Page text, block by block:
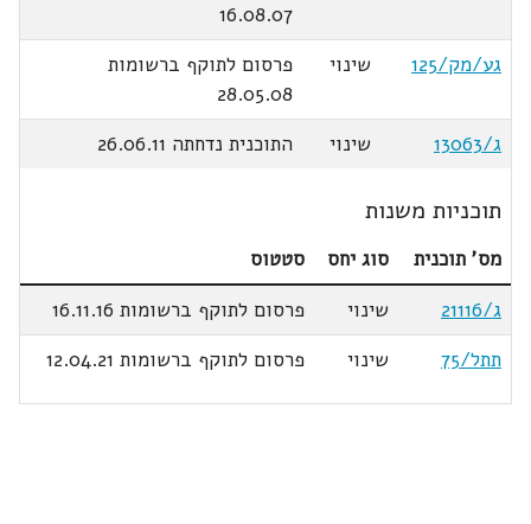
16.08.07
גע/מק/125
שינוי
פרסום לתוקף ברשומות
28.05.08
ג/13063
שינוי התוכנית נדחתה 26.06.11
תוכניות משנות
מס' תוכנית סוג יחס
סטטוס
ג/21116
שינוי
פרסום לתוקף ברשומות 16.11.16
תתל/75
שינוי פרסום לתוקף ברשומות 12.04.21